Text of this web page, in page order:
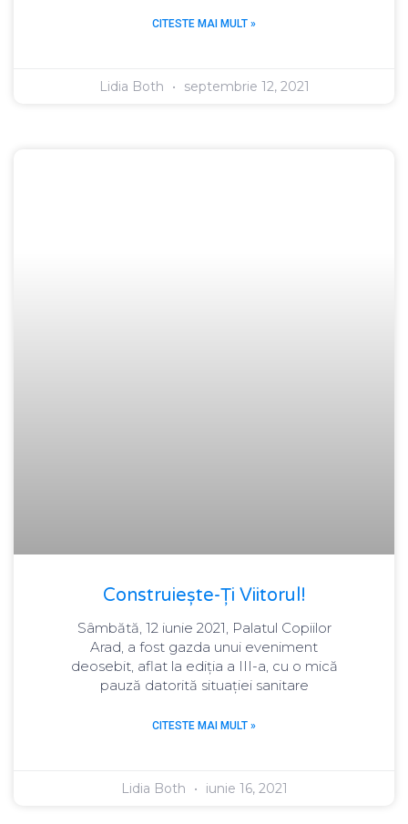
CITESTE MAI MULT »
Lidia Both septembrie 12, 2021
Construiește-Ți Viitorul!
Sâmbătă, 12 iunie 2021, Palatul Copiilor
Arad, a fost gazda unui eveniment
deosebit, aflat la ediția a III-a, cu o mică
pauză datorită situației sanitare
CITESTE MAI MULT »
Lidia Both iunie 16, 2021